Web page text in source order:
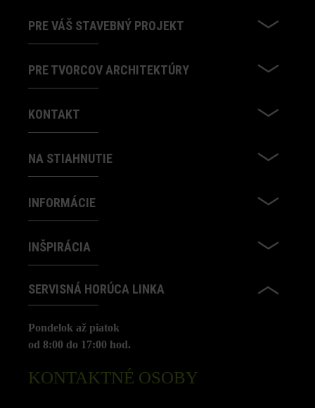
PRE VÁŠ STAVEBNÝ PROJEKT
PRE TVORCOV ARCHITEKTÚRY
KONTAKT
NA STIAHNUTIE
INFORMÁCIE
INŠPIRÁCIA
SERVISNÁ HORÚCA LINKA
Pondelok až piatok
od 8:00 do 17:00 hod.
KONTAKTNÉ OSOBY